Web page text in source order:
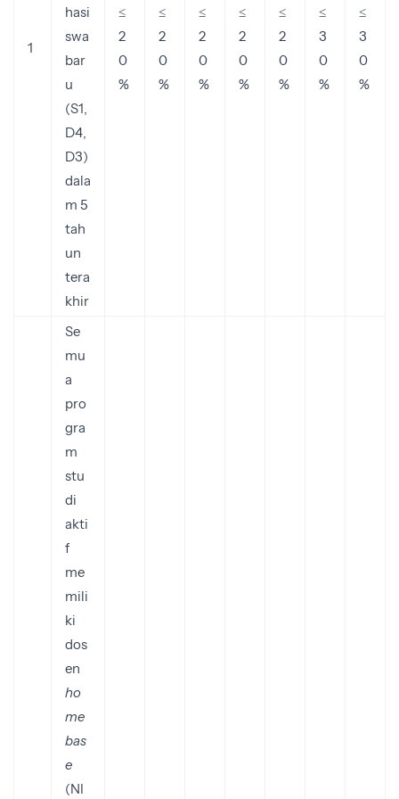
1
hasi
swa
bar
u
(S1,
D4,
D3)
dala
m 5
tah
un
tera
khir
≤
2
0
%
≤
2
0
%
≤
2
0
%
≤
2
0
%
≤
2
0
%
≤
3
0
%
≤
3
0
%
Se
mu
a
pro
gra
m
stu
di
akti
f
me
mili
ki
dos
en
ho
me
bas
e
(NI